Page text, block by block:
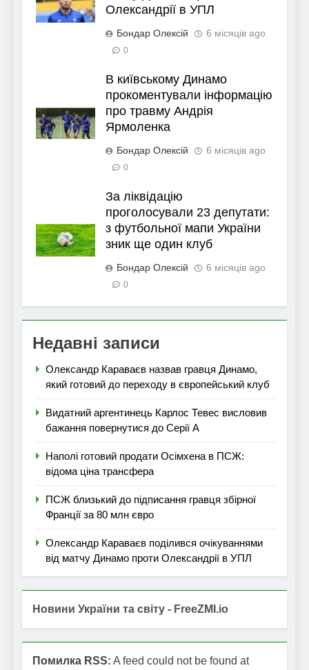
Олександрії в УПЛ
Бондар Олексій 6 місяців ago
0
В київському Динамо
прокоментували інформацію
про травму Андрія
Ярмоленка
Бондар Олексій 6 місяців ago
0
За ліквідацію
проголосували 23 депутати:
з футбольної мапи України
зник ще один клуб
Бондар Олексій 6 місяців ago
0
Недавні записи
Олександр Караваєв назвав гравця Динамо,
який готовий до переходу в європейський клуб
Видатний аргентинець Карлос Тевес висловив
бажання повернутися до Серії А
Наполі готовий продати Осімхена в ПСЖ:
відома ціна трансфера
ПСЖ близький до підписання гравця збірної
Франції за 80 млн євро
Олександр Караваєв поділився очікуваннями
від матчу Динамо проти Олександрії в УПЛ
Новини України та світу - FreeZMI.io
Помилка RSS: A feed could not be found at